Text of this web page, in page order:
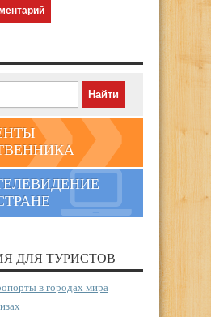
ДЛЯ ТУРИСТОВ
в городах мира